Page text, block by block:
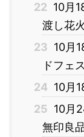
22 10月
渡し花火
23 10月
ドフェ
24 10月
25 10月
無印良